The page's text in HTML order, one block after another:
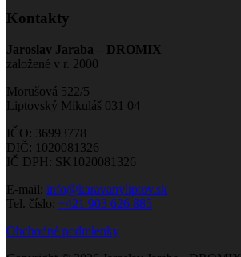
Kontakty
Jaroslav Jaraba – DROMIX
založené v r. 2000
Morušová 522/5
Liptovský Mikuláš 031 04
IČO: 36993778
DIČ: 1020081326
IČ DPH: SK1020081326
E-mail: info@karavanyliptov.sk
Tel. číslo: +421 903 626 885
Obchodné podmienky